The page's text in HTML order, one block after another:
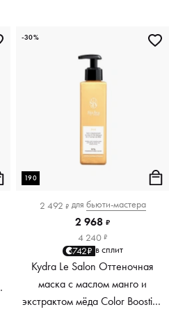
190
2 492 ₽ для бьюти-мастера
2 968 ₽
4 240 ₽
742₽ в сплит
Kydra Le Salon Оттеночная
маска с маслом манго и
экстрактом мёда Color Boosting
-30%